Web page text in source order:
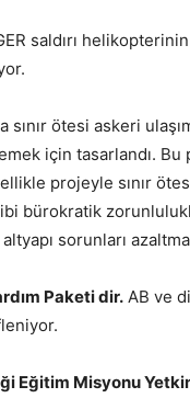
saldırı
sınır ötesi askeri
için tasarlandı.
projeyle sınır
bürokratik
sorunları
Paketi dir. AB ve
Eğitim Misyonu